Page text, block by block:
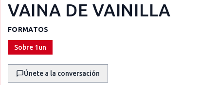
VAINA DE VAINILLA
FORMATOS
Sobre 1un
Únete a la conversación